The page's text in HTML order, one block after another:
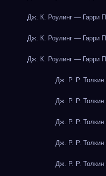
Дж. К. Роулинг — Гарри
Дж. К. Роулинг — Гарри
Дж. К. Роулинг — Гарри
Дж. Р. Р.
Дж. Р. Р.
Дж. Р. Р.
Дж. Р. Р.
Дж. Р. Р.